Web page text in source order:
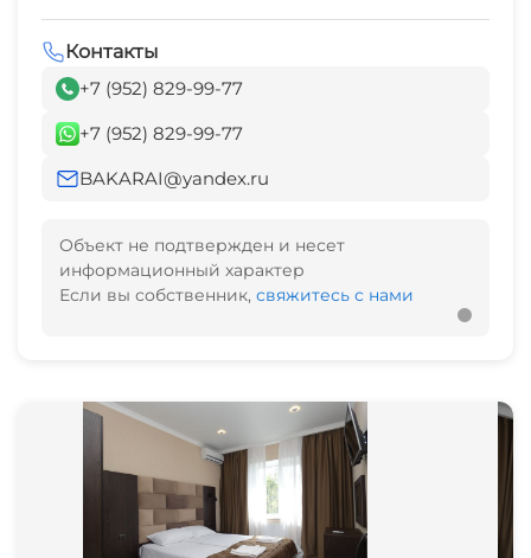
Контакты
+7 (952) 829-99-77
+7 (952) 829-99-77
BAKARAI@yandex.ru
Объект не подтвержден и несет
информационный характер
Если вы собственник, свяжитесь с нами